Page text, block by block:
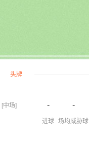
头牌
[中场] -
进球
-
场均威胁球